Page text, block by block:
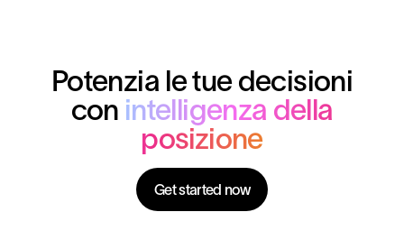
Potenzia le tue decisioni
con intelligenza della
posizione
Get started now